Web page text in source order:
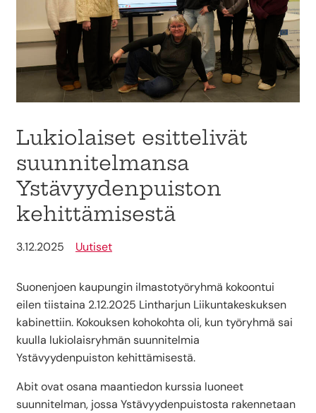
Lukiolaiset esittelivät
suunnitelmansa
Ystävyydenpuiston
kehittämisestä
3.12.2025 Uutiset
Suonenjoen kaupungin ilmastotyöryhmä kokoontui
eilen tiistaina 2.12.2025 Lintharjun Liikuntakeskuksen
kabinettiin. Kokouksen kohokohta oli, kun työryhmä sai
kuulla lukiolaisryhmän suunnitelmia
Ystävyydenpuiston kehittämisestä.
Abit ovat osana maantiedon kurssia luoneet
suunnitelman, jossa Ystävyydenpuistosta rakennetaan